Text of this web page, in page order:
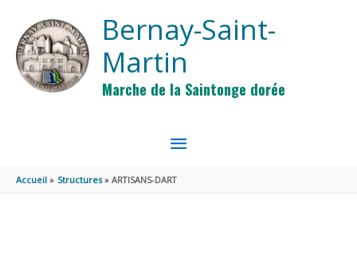
Bernay-Saint-
Martin
Marche de la Saintonge dorée
MENU
PRINCIPAL
Accueil Structures ARTISANS-DART